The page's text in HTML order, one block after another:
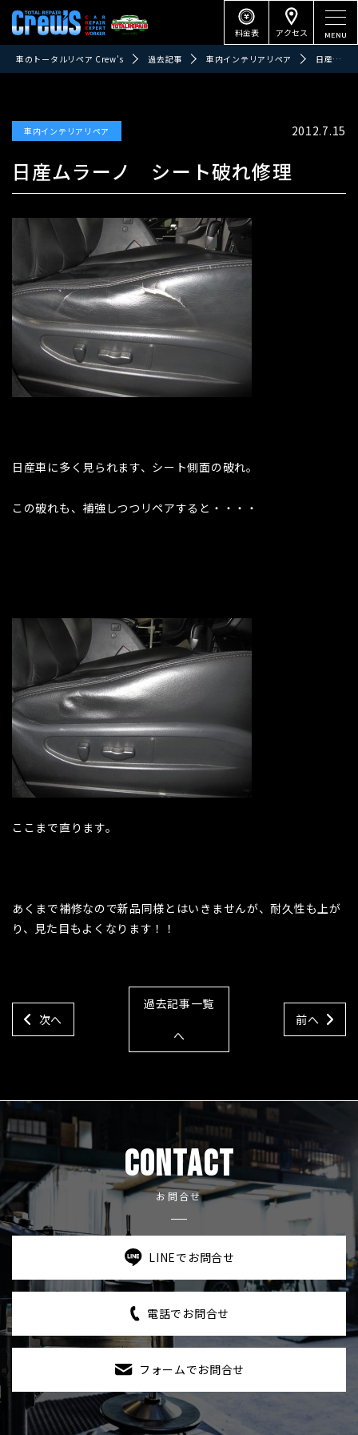
料金表 アクセス
車のトータルリペア Crew's 過去記事 車内インテリアリペア 日産ムラーノ シート破れ修理
車内インテリアリペア 2012.7.15
日産ムラーノ シート破れ修理
日産車に多く見られます、シート側面の破れ。
この破れも、補強しつつリペアすると・・・・
ここまで直ります。
あくまで補修なので新品同様とはいきませんが、耐久性も上が
り、見た目もよくなります！！
次へ
過去記事一覧
へ
前へ
CONTACT
お問合せ
LINEでお問合せ
電話でお問合せ
フォームでお問合せ